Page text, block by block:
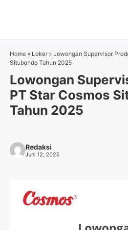
Home » Loker » Lowongan Supervisor
Situbondo Tahun 2025
Lowongan
PT Star Cosmos
Tahun 2025
Redaksi
Juni 12, 2025